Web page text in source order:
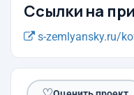
Ссылки на
s-zemlyansky.ru/